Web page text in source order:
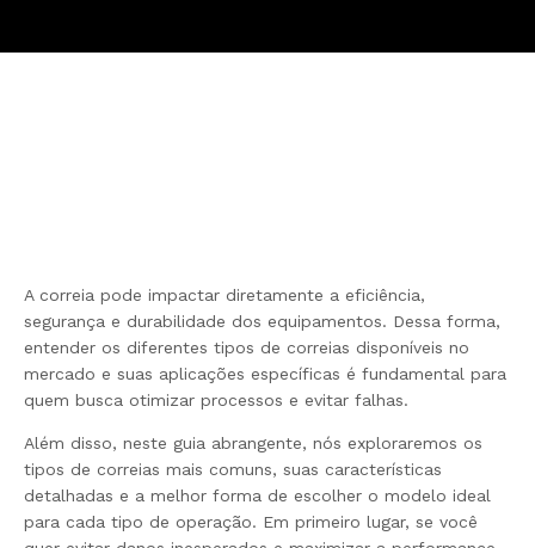
A correia pode impactar diretamente a eficiência,
segurança e durabilidade dos equipamentos. Dessa forma,
entender os diferentes tipos de correias disponíveis no
mercado e suas aplicações específicas é fundamental para
quem busca otimizar processos e evitar falhas.
Além disso, neste guia abrangente, nós exploraremos os
tipos de correias mais comuns, suas características
detalhadas e a melhor forma de escolher o modelo ideal
para cada tipo de operação. Em primeiro lugar, se você